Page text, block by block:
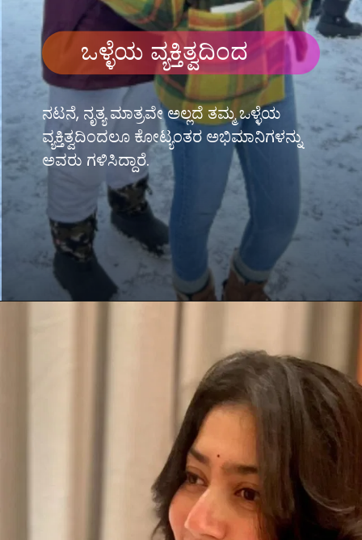
ನಟನೆ, ನೃತ್ಯ ಮಾತ್ರವೇ ಅಲ್ಲದೆ ತಮ್ಮ ಒಳ್ಳೆಯ
ವ್ಯಕ್ತಿತ್ವದಿಂದಲೂ ಕೋಟ್ಯಂತರ ಅಭಿಮಾನಿಗಳನ್ನು
ಅವರು ಗಳಿಸಿದ್ದಾರೆ.
ಒಳ್ಳೆಯ ವ್ಯಕ್ತಿತ್ವದಿಂದ